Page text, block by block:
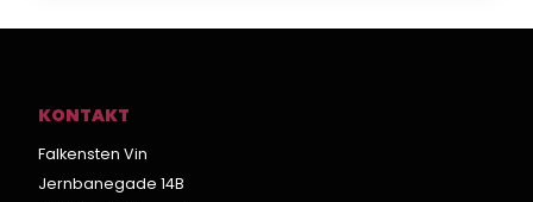
KONTAKT
Falkensten Vin
Jernbanegade 14B